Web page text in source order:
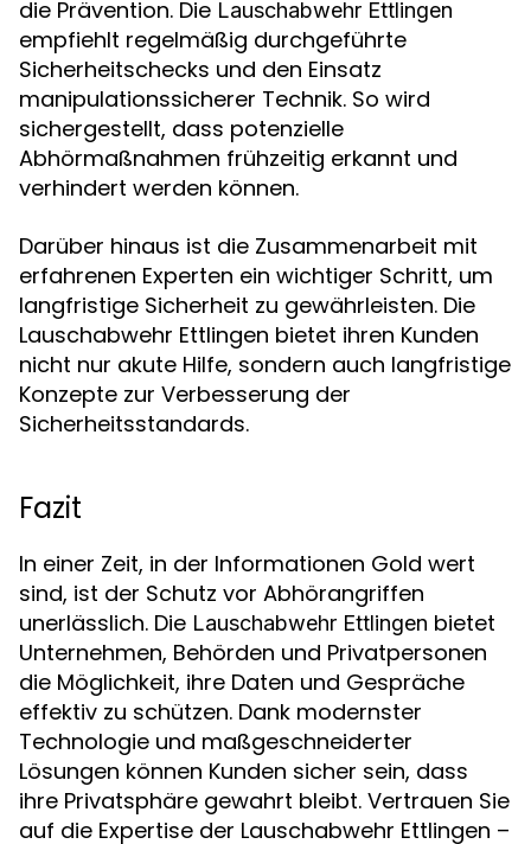
die Prävention. Die Lauschabwehr Ettlingen
empfiehlt regelmäßig durchgeführte
Sicherheitschecks und den Einsatz
manipulationssicherer Technik. So wird
sichergestellt, dass potenzielle
Abhörmaßnahmen frühzeitig erkannt und
verhindert werden können.
Darüber hinaus ist die Zusammenarbeit mit
erfahrenen Experten ein wichtiger Schritt, um
langfristige Sicherheit zu gewährleisten. Die
Lauschabwehr Ettlingen bietet ihren Kunden
nicht nur akute Hilfe, sondern auch langfristige
Konzepte zur Verbesserung der
Sicherheitsstandards.
Fazit
In einer Zeit, in der Informationen Gold wert
sind, ist der Schutz vor Abhörangriffen
unerlässlich. Die Lauschabwehr Ettlingen bietet
Unternehmen, Behörden und Privatpersonen
die Möglichkeit, ihre Daten und Gespräche
effektiv zu schützen. Dank modernster
Technologie und maßgeschneiderter
Lösungen können Kunden sicher sein, dass
ihre Privatsphäre gewahrt bleibt. Vertrauen Sie
auf die Expertise der Lauschabwehr Ettlingen –